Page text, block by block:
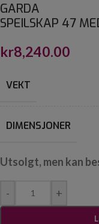
GARDA
SPEILSKAP 47
kr8,240.00
VEKT
DIMENSJONER
Utsolgt, men kan
- +